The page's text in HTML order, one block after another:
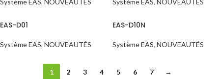
Système EAS, NOUVEAUTÉS Système EAS, NOUVEAUTÉS
EAS-D01
Système EAS, NOUVEAUTÉS
EAS-D10N
Système EAS, NOUVEAUTÉS
1 2 3 4 5 6 7 →